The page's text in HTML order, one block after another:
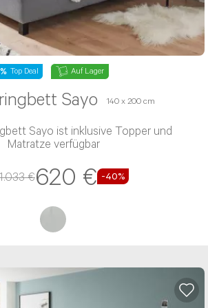
Top Deal Auf Lager
Sayo 140 x 200 cm
Sayo ist inklusive Topper und
Matratze verfügbar
€620 € -40%